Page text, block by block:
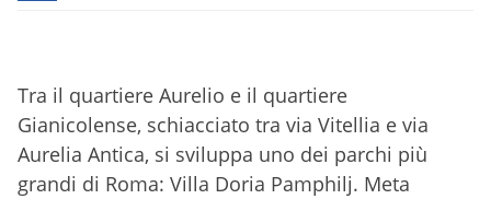
Tra il quartiere Aurelio e il quartiere
Gianicolense, schiacciato tra via Vitellia e via
Aurelia Antica, si sviluppa uno dei parchi più
grandi di Roma: Villa Doria Pamphilj. Meta